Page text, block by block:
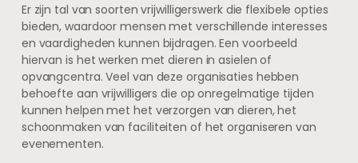
Er zijn tal van soorten vrijwilligerswerk die flexibele opties
bieden, waardoor mensen met verschillende interesses
en vaardigheden kunnen bijdragen. Een voorbeeld
hiervan is het werken met dieren in asielen of
opvangcentra. Veel van deze organisaties hebben
behoefte aan vrijwilligers die op onregelmatige tijden
kunnen helpen met het verzorgen van dieren, het
schoonmaken van faciliteiten of het organiseren van
evenementen.